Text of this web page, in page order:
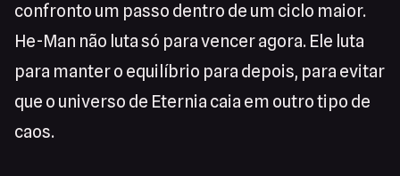
confronto um passo dentro de um ciclo maior.
He-Man não luta só para vencer agora. Ele luta
para manter o equilíbrio para depois, para evitar
que o universo de Eternia caia em outro tipo de
caos.